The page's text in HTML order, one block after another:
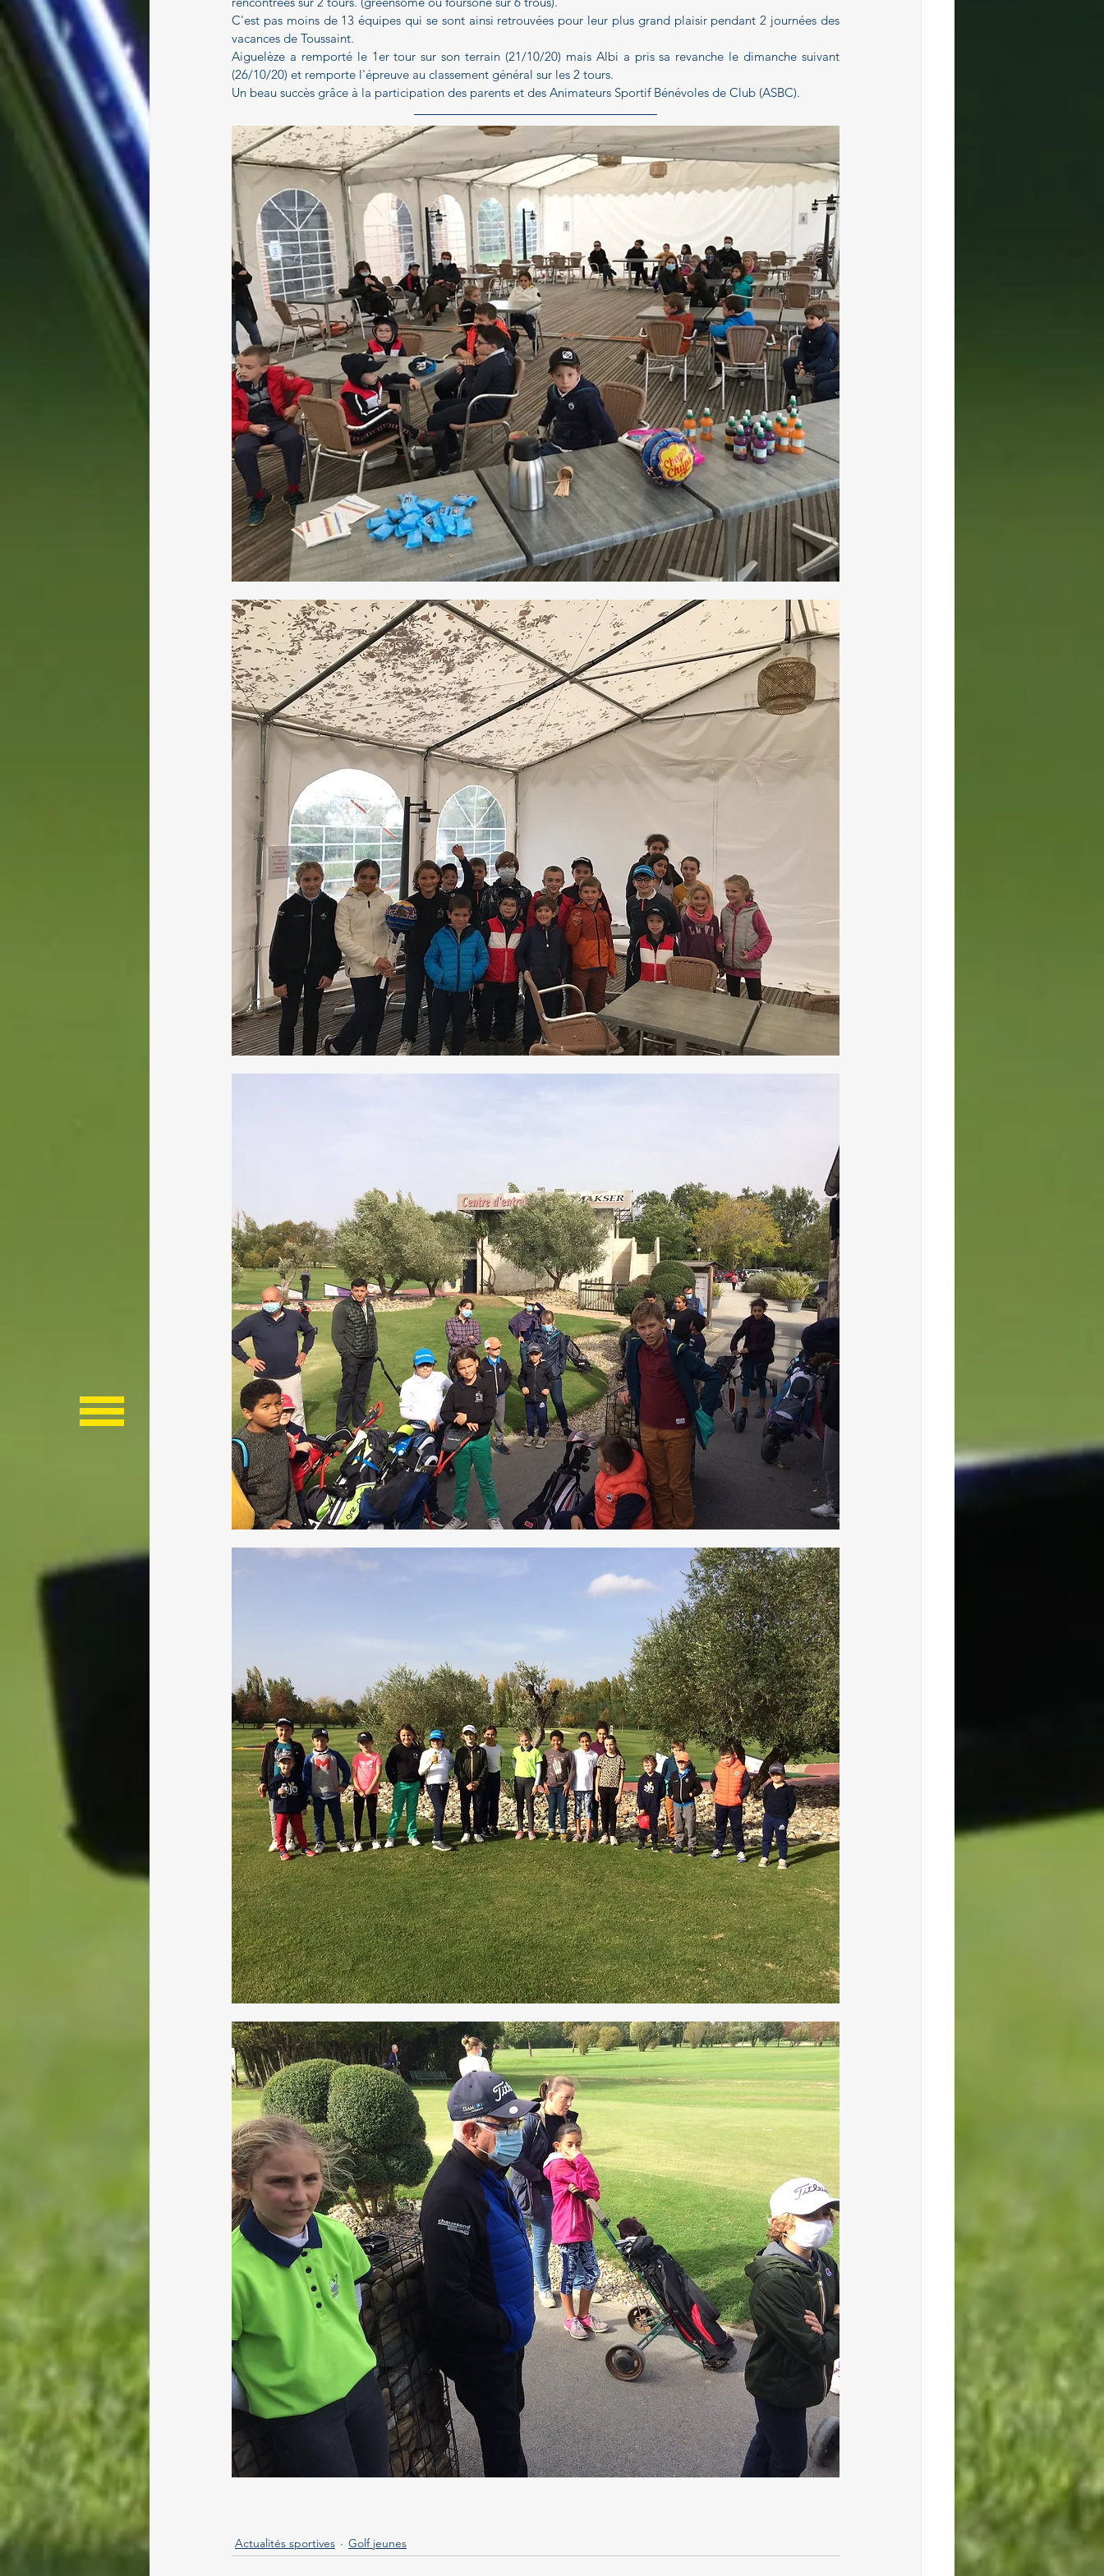
Paragolf
C'est pas moins de 13 équipes qui se sont ainsi retrouvées pour leur plus grand plaisir pendant 2 journées des
vacances de Toussaint.
Aiguelèze a remporté le 1er tour sur son terrain (21/10/20) mais Albi a pris sa revanche le dimanche suivant
(26/10/20) et remporte l'épreuve au classement général sur les 2 tours.
Un beau succès grâce à la participation des parents et des Animateurs Sportif Bénévoles de Club (ASBC).
Actualités sportives Golf jeunes